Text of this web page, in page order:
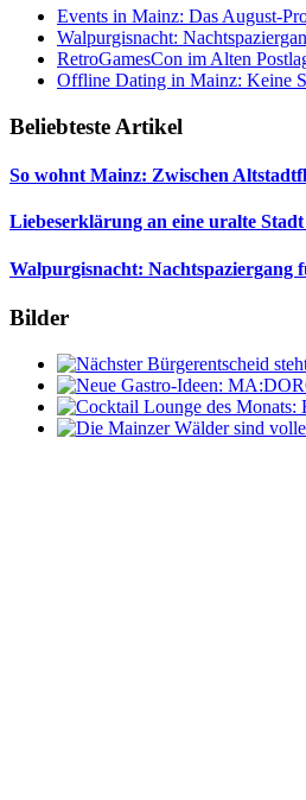
Events in Mainz: Das August-
Walpurgisnacht:
RetroGamesCon im Alten
Offline Dating in Mainz: Keine
Beliebteste Artikel
So wohnt Mainz: Zwischen
Liebeserklärung an eine uralte
Walpurgisnacht: Nachtspaziergang
Bilder